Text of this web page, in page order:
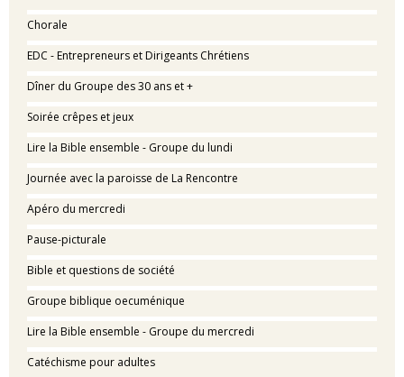
Chorale
EDC - Entrepreneurs et Dirigeants Chrétiens
Dîner du Groupe des 30 ans et +
Soirée crêpes et jeux
Lire la Bible ensemble - Groupe du lundi
Journée avec la paroisse de La Rencontre
Apéro du mercredi
Pause-picturale
Bible et questions de société
Groupe biblique oecuménique
Lire la Bible ensemble - Groupe du mercredi
Catéchisme pour adultes